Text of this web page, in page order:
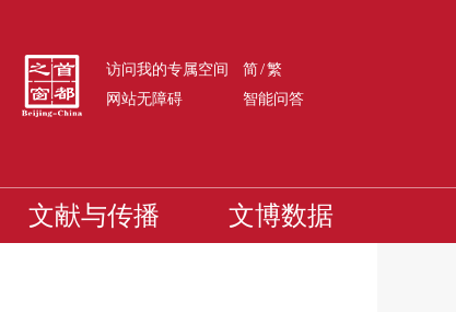
访问我的专属空间 简/繁
网站无障碍
智能问答
文献与传播 文博数据